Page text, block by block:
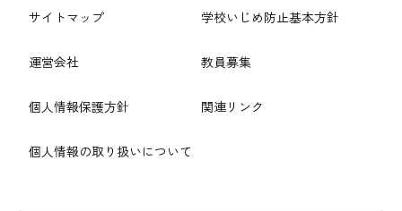
サイトマップ
運営会社
個人情報保護方針
個人情報の取り扱いについて
学校いじめ防止基本方針
教員募集
関連リンク